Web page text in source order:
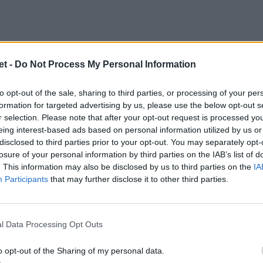
- Do Not Process My Personal Information
opt-out of the sale, sharing to third parties, or processing of your
for targeted advertising by us, please use the below opt-out
selection. Please note that after your opt-out request is processed
interest-based ads based on personal information utilized by us
to third parties prior to your opt-out. You may separately
of your personal information by third parties on the IAB’s list of
This information may also be disclosed by us to third parties on the
Participants that may further disclose it to other third parties.
Data Processing Opt Outs
opt-out of the Sharing of my personal data.
del rugby che conta per avere una
di Tier 1. Scartata la suggestioneSei
di conquista la promozione dal
dal 2026, la possibilità più concreta
è una sola: ammettere i Black Lion
il meglio dei giocatori georgiani non
alle Challe Cup come invitata.
l’anno con i club e le franchigie
finestre di coppa, sarebbe l’ideale